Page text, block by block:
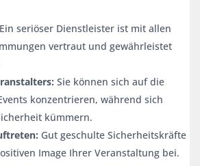
Ein seriöser Dienstleister ist mit allen
vertraut und gewährleistet
Sie können sich auf die
konzentrieren, während sich
kümmern.
Gut geschulte Sicherheitskräfte
Image Ihrer Veranstaltung bei.